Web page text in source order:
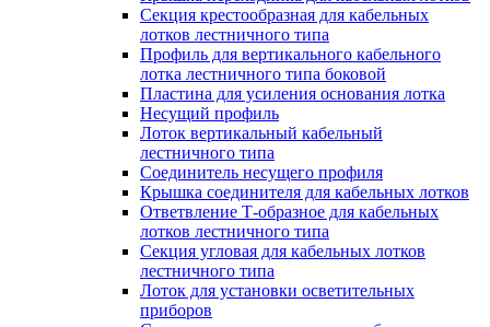
Секция крестообразная для кабельных
лотков лестничного типа
Профиль для вертикального кабельного
лотка лестничного типа боковой
Пластина для усиления основания лотка
Несущий профиль
Лоток вертикальный кабельный
лестничного типа
Соединитель несущего профиля
Крышка соединителя для кабельных лотков
Ответвление Т-образное для кабельных
лотков лестничного типа
Секция угловая для кабельных лотков
лестничного типа
Лоток для установки осветительных
приборов